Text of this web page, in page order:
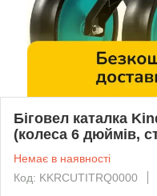
Біговел каталка
(колеса 6 дюймів,
Немає в наявності
Код: KKRCUTITRQ0000